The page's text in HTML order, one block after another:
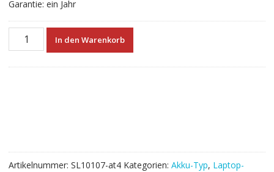
Garantie: ein Jahr
Neuer
Menge
In den Warenkorb
Artikelnummer: SL10107-at4 Kategorien: Akku-Typ, Laptop-